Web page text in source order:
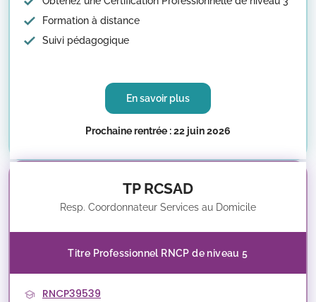
Formation à distance
Suivi pédagogique
En savoir plus
Prochaine rentrée : 22 juin 2026
TP RCSAD
Resp. Coordonnateur Services au Domicile
Titre Professionnel RNCP de niveau 5
RNCP39539